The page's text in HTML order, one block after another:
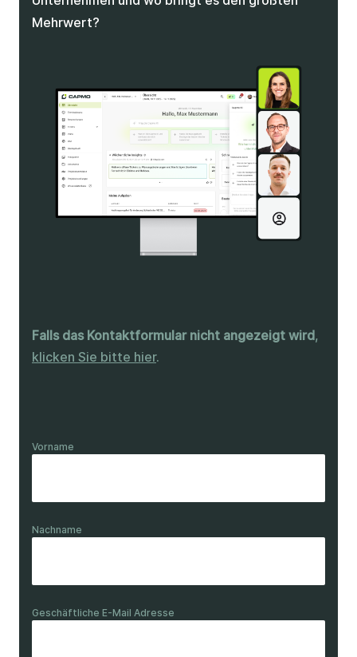
Mehrwert?
Falls das Kontaktformular nicht angezeigt wird,
klicken Sie bitte hier.
Vorname
Nachname
Geschäftliche E-Mail Adresse